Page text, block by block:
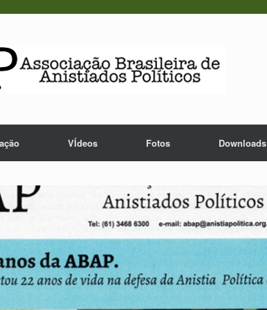
VÍdeos Fotos Downloads